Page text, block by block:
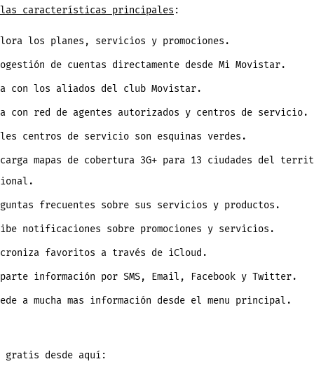
las características principales :
los planes, servicios y promociones.
de cuentas directamente desde Mi Movistar.
con los aliados del club Movistar.
con red de agentes autorizados y centros de servicio.
centros de servicio son esquinas verdes.
mapas de cobertura 3G+ para 13 ciudades del
frecuentes sobre sus servicios y productos.
notificaciones sobre promociones y servicios.
favoritos a través de iCloud.
información por SMS, Email, Facebook y Twitter.
a mucha mas información desde el menu principal.
gratis desde aquí: